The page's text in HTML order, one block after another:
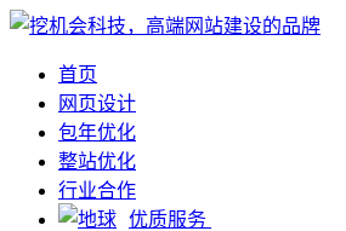
首页
网页设计
包年优化
整站优化
行业合作
优质服务